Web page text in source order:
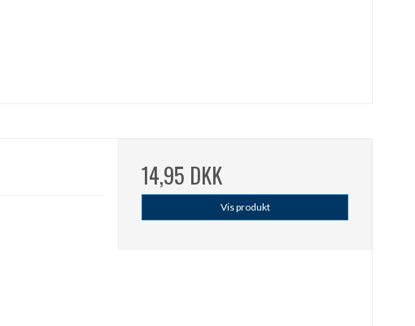
14,95 DKK
Vis produkt